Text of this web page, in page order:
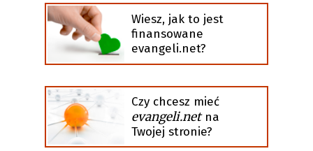
Wiesz, jak to jest
finansowane
evangeli.net?
Czy chcesz mieć
evangeli.netna
Twojej stronie?